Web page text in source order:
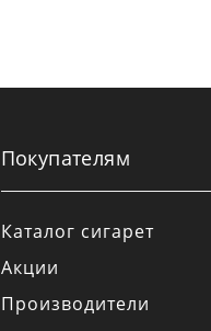
Покупателям
Каталог сигарет
Акции
Производители